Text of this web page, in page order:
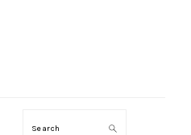
Search